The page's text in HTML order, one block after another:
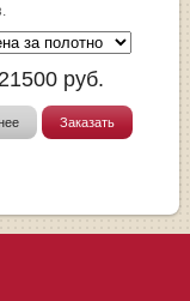
21500 руб.
Заказать